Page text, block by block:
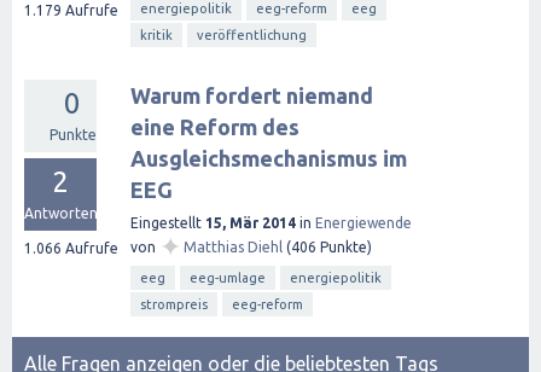
1.179 Aufrufe energiepolitik eeg-reform
eeg
kritik
veröffentlichung
0
Punkte
2
Antworten
1.066 Aufrufe
Warum fordert niemand
eine Reform des
Ausgleichsmechanismus im
EEG
Eingestellt 15, Mär 2014 in Energiewende
von ✦ Matthias Diehl (406 Punkte)
eeg eeg-umlage
energiepolitik
strompreis
eeg-reform
Alle Fragen anzeigen oder die beliebtesten Tags